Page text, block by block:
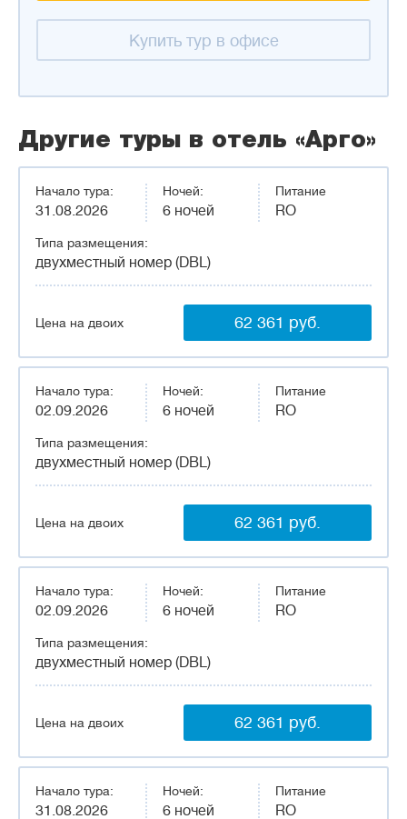
Купить тур в офисе
Другие туры в отель «Арго»
Начало тура:
31.08.2026
Типа размещения:
двухместный номер (DBL)
Ночей:
6 ночей
Питание
RO
Цена на двоих 62 361 руб.
Начало тура:
02.09.2026
Типа размещения:
двухместный номер (DBL)
Ночей:
6 ночей
Питание
RO
Цена на двоих 62 361 руб.
Начало тура:
02.09.2026
Типа размещения:
двухместный номер (DBL)
Ночей:
6 ночей
Питание
RO
Цена на двоих 62 361 руб.
Начало тура:
31.08.2026
Ночей:
6 ночей
Питание
RO